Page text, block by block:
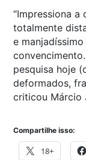
“Impressiona
totalmente
e
pesquisa hoje
deformados,
criticou Márcio
Compartilhe isso:
18+